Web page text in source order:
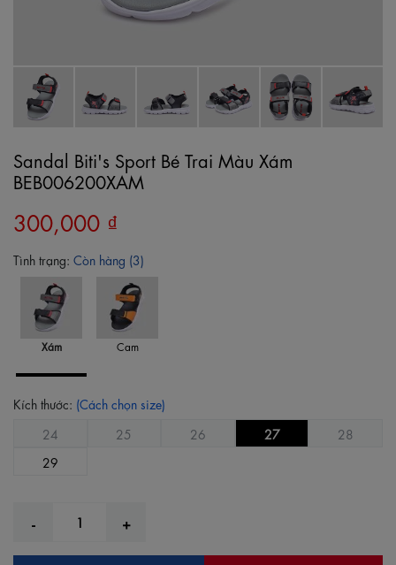
Sandal Biti's Sport Bé Trai Màu Xám
BEB006200XAM
300,000 ₫
Tình trạng: Còn hàng (3)
Xám Cam
Kích thước: (Cách chọn size)
24
25 26 27
28
29